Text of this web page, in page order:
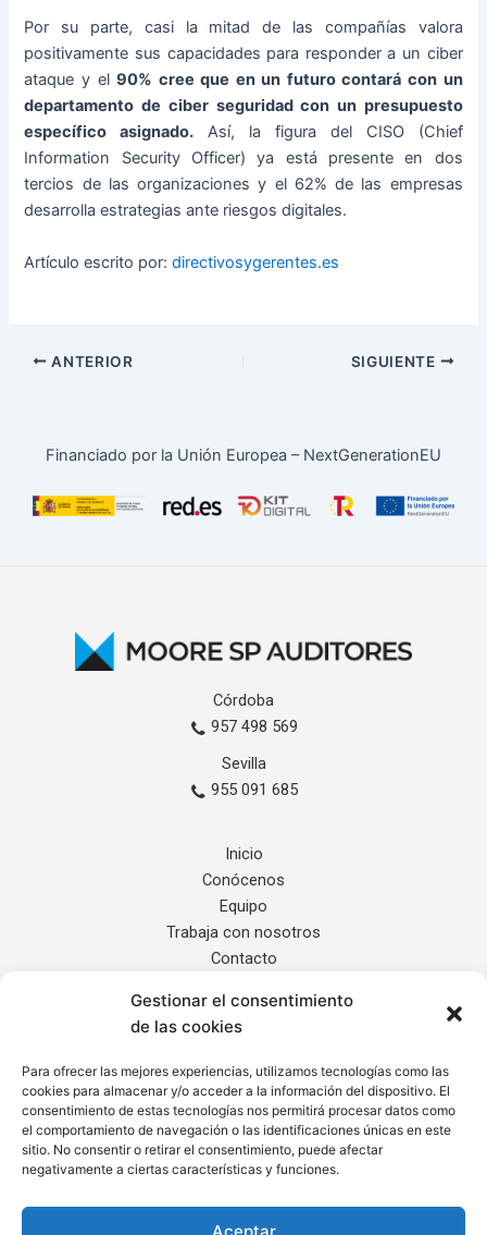
Gestionar el consentimiento
de las cookies
Para ofrecer las mejores experiencias, utilizamos tecnologías como las
cookies para almacenar y/o acceder a la información del dispositivo. El
consentimiento de estas tecnologías nos permitirá procesar datos como
el comportamiento de navegación o las identificaciones únicas en este
sitio. No consentir o retirar el consentimiento, puede afectar
negativamente a ciertas características y funciones.
Aceptar
Por su parte, casi la mitad de las compañías valora
positivamente sus capacidades para responder a un ciber
ataque y el90% cree que en un futuro contará con un
departamento de ciber seguridad con un presupuesto
específico asignado. Así, la figura del CISO (Chief
Information Security Officer) ya está presente en dos
tercios de las organizaciones y el 62% de las empresas
desarrolla estrategias ante riesgos digitales.
Artículo escrito por:directivosygerentes.es
ANTERIOR SIGUIENTE
Financiado por la Unión Europea – NextGenerationEU
Córdoba
957 498 569
Sevilla
955 091 685
Inicio
Conócenos
Equipo
Trabaja con nosotros
Contacto
Servicios
Localización
Internacional
Informe de Transparencia
Aviso Legal
Política de Privacidad